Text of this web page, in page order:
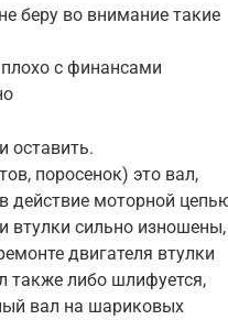
беру во внимание такие
с финансами
оставить.
поросенок) это вал,
действие моторной
втулки сильно изношены,
двигателя втулки
также либо шлифуется,
вал на шариковых